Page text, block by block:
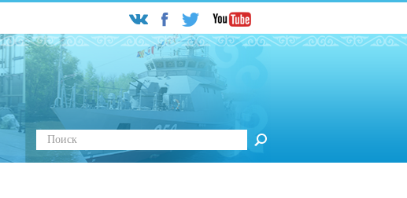
Поиск
по
сайту